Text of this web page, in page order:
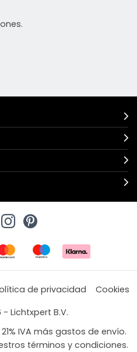
de privacidad
Cookies
Lichtxpert B.V.
IVA más gastos de envío.
términos y condiciones.